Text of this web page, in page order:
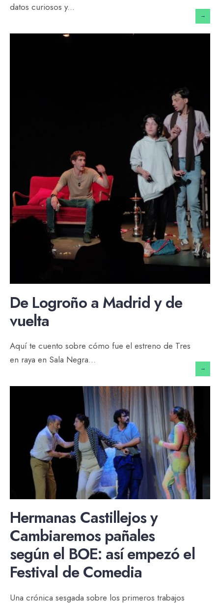
datos curiosos y...
→
De Logroño a Madrid y de
vuelta
Aquí te cuento sobre cómo fue el estreno de Tres
en raya en Sala Negra...
→
Hermanas Castillejos y
Cambiaremos pañales
según el BOE: así empezó el
Festival de Comedia
Una crónica sesgada sobre los primeros trabajos